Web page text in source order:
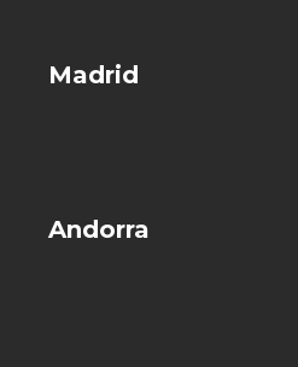
Madrid
Andorra